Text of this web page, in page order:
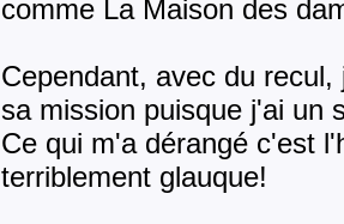
comme La Maison des
Cependant, avec du
sa mission puisque j'ai un
Ce qui m'a dérangé c'est
terriblement glauque!